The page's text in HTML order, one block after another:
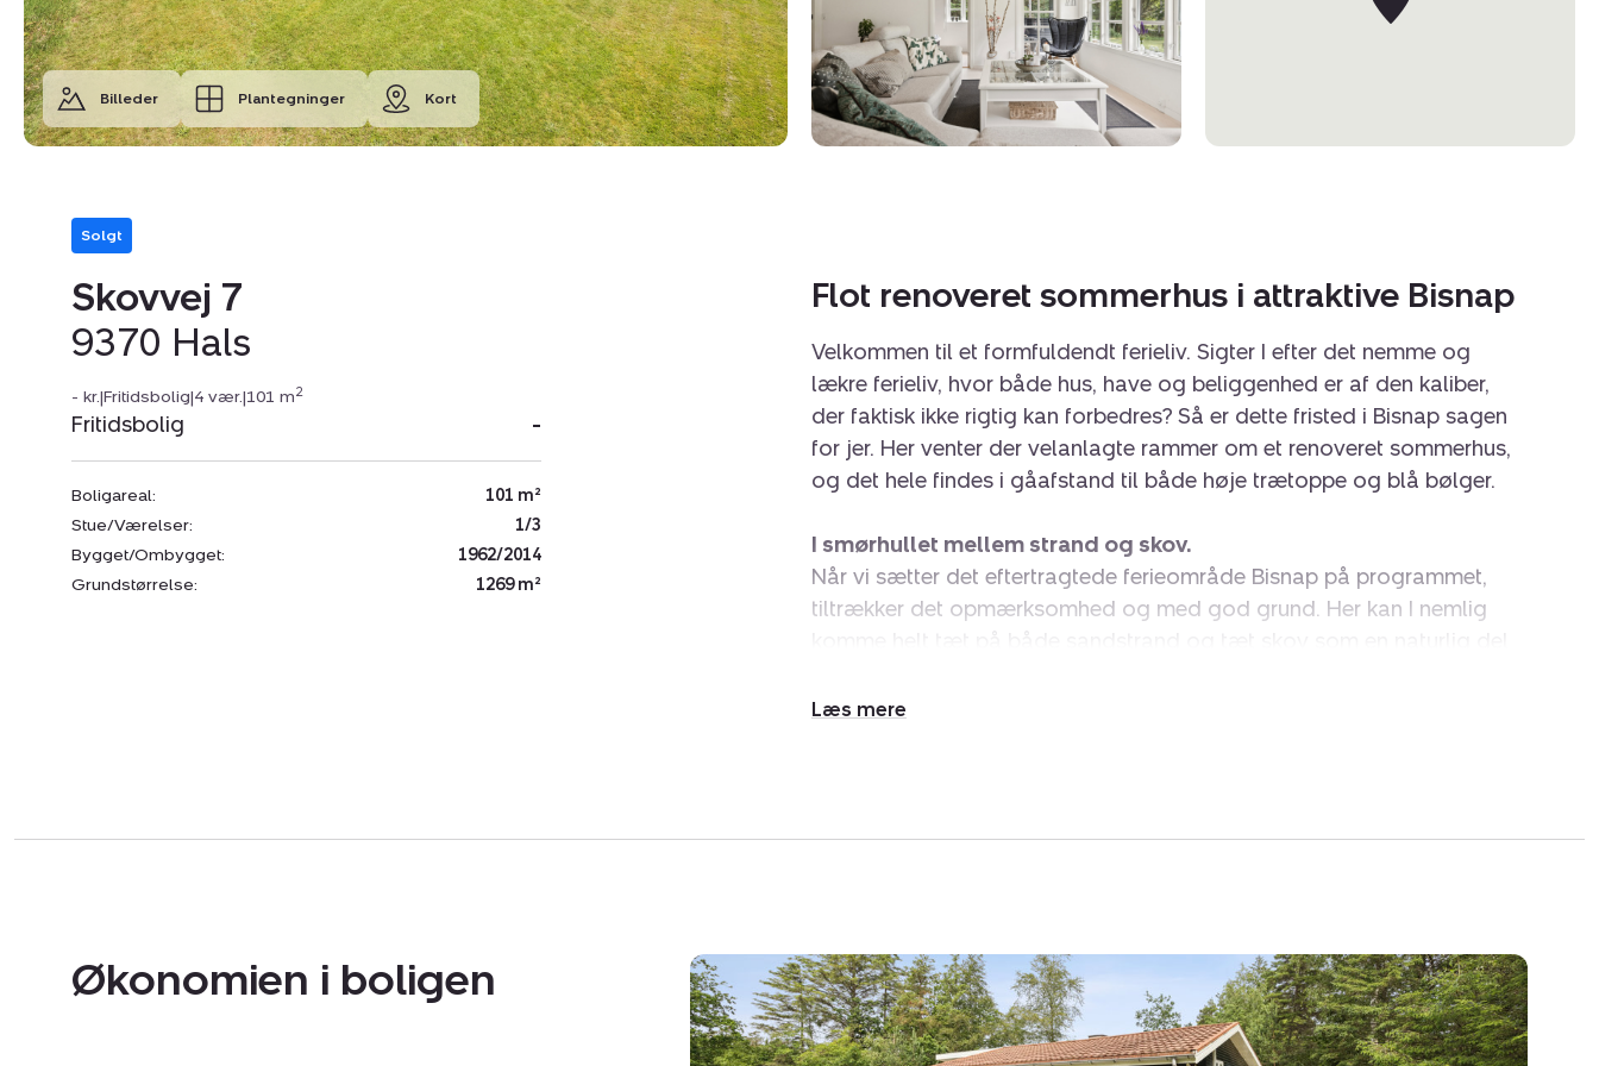
Billeder Plantegninger Kort
Solgt
Skovvej 7
9370 Hals
- kr.|Fritidsbolig|4 vær.|101 m2
Fritidsbolig -
Boligareal:
101 m²
Stue/Værelser:
1/3
Bygget/Ombygget:
1962/2014
Grundstørrelse:
1269 m²
Flot renoveret sommerhus i attraktive Bisnap
Velkommen til et formfuldendt ferieliv. Sigter I efter det nemme og
lækre ferieliv, hvor både hus, have og beliggenhed er af den kaliber,
der faktisk ikke rigtig kan forbedres? Så er dette fristed i Bisnap sagen
for jer. Her venter der velanlagte rammer om et renoveret sommerhus,
og det hele findes i gåafstand til både høje trætoppe og blå bølger.
I smørhullet mellem strand og skov.
Når vi sætter det eftertragtede ferieområde Bisnap på programmet,
tiltrækker det opmærksomhed og med god grund. Her kan I nemlig
– mens glade og velopdragne feriegæster udgør jeres gode naboer.
Et godt sted at holde ferie med familien, når hygge er på programmet,
En grøn sommeroase.
I det hyggelige område er det en ganske ideel sommerhusgrund, I skal
se på, som ligger både privat bag høje, tætte træer og samtidig med
masser sol i hele den grønne have. Her får I masser af velplejet græs,
Økonomien i boligen